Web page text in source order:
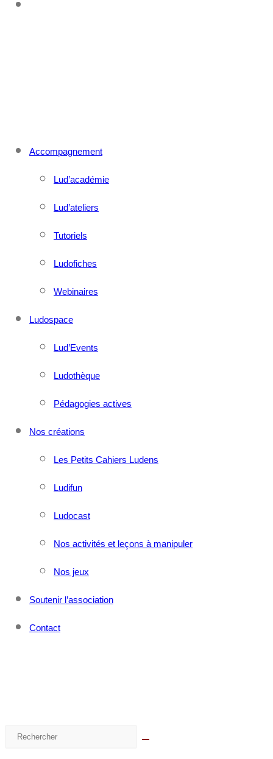
Accompagnement
Lud’académie
Lud’ateliers
Tutoriels
Ludofiches
Webinaires
Ludospace
Lud’Events
Ludothèque
Pédagogies actives
Nos créations
Les Petits Cahiers Ludens
Ludifun
Ludocast
Nos activités et leçons à manipuler
Nos jeux
Soutenir l’association
Contact